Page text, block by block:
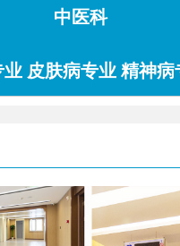
中医科
业 皮肤病专业 精神病